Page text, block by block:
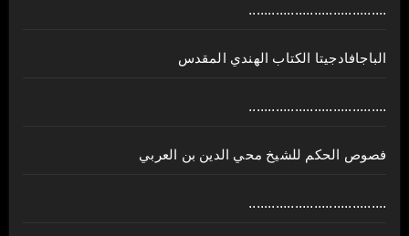
....................................
الباجافادجيتا الكتاب الهندي المقدس
....................................
فصوص الحكم للشيخ محي الدين بن العربي
....................................